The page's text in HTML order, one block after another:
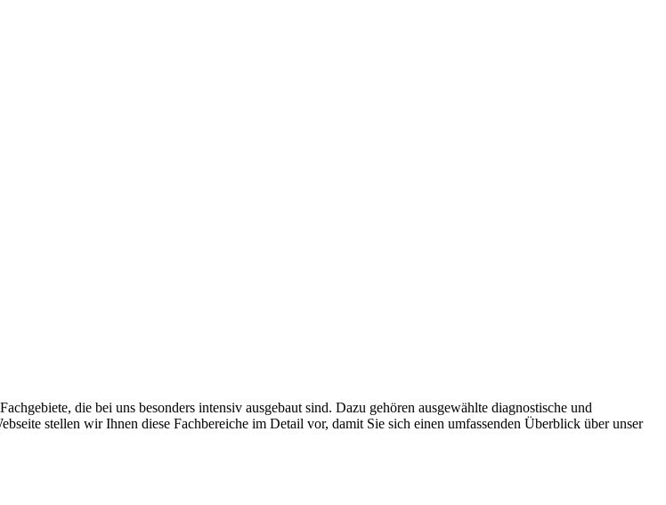
die bei uns besonders intensiv ausgebaut sind. Dazu gehören ausgewählte diagnostische und
stellen wir Ihnen diese Fachbereiche im Detail vor, damit Sie sich einen umfassenden Überblick über unser